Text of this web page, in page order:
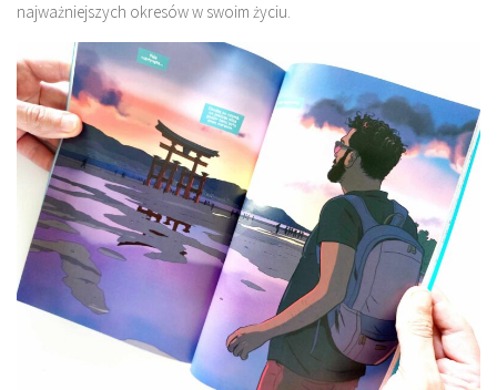
najważniejszych okresów w swoim życiu.